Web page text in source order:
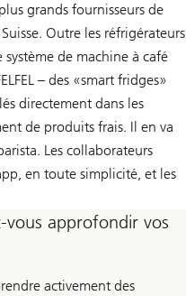
grands fournisseurs de
Outre les réfrigérateurs
système de machine à café
– des «smart fridges»
directement dans les
de produits frais. Il en va
Les collaborateurs
en toute simplicité, et les
vous approfondir vos
activement des